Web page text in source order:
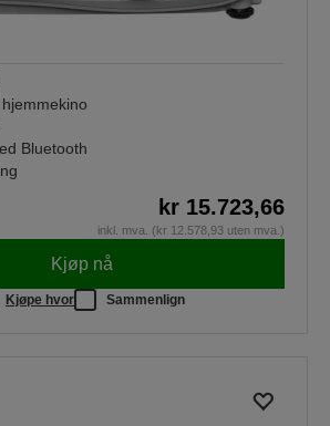
hjemmekino
Bluetooth
kr 15.723,66
inkl. mva. (kr 12.578,93 uten mva.)
Kjøp nå
Kjøpe hvor Sammenlign